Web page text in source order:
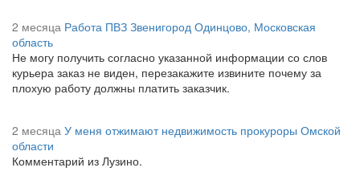
2 месяца Работа ПВЗ Звенигород Одинцово, Московская
область
Не могу получить согласно указанной информации со слов
курьера заказ не виден, перезакажите извините почему за
плохую работу должны платить заказчик.
2 месяца У меня отжимают недвижимость прокуроры Омской
области
Комментарий из Лузино.